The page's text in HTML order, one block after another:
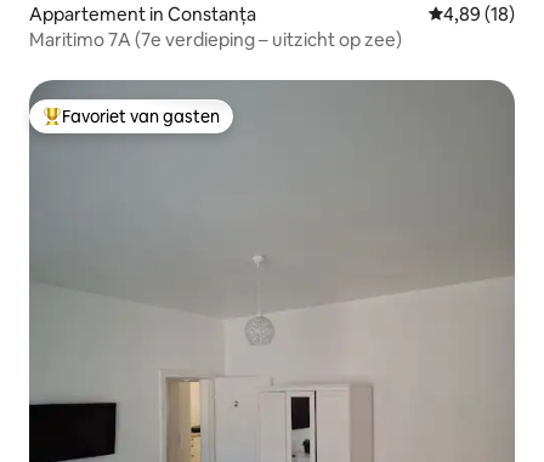
Appartement in Constanța Gemiddelde
4,89 (18)
Maritimo 7A (7e verdieping – uitzicht op zee)
Topfavoriet van gasten
Favoriet van gasten